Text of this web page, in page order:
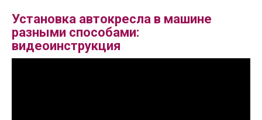
Установка автокресла в машине
разными способами:
видеоинструкция